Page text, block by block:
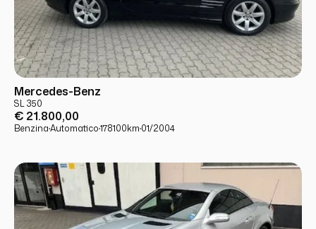
USATO PRONTA CONSEGNA
Mercedes-Benz
SL 350
€ 21.800,00
Benzina·Automatico·178100km·01/2004